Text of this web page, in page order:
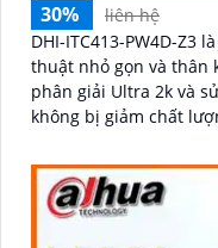
30%
liên hệ
DHI-ITC413-PW4D-Z3
thuật nhỏ gọn và thân kim
phân giải Ultra 2k và
không bị giảm chất